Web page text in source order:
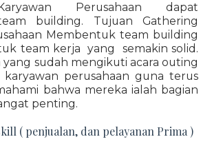
Perusahaan dapat
building. Tujuan Gathering
Membentuk team building
team kerja yang semakin solid.
yang sudah mengikuti acara outing
perusahaan guna terus
bahwa mereka ialah bagian
penting.
( penjualan, dan pelayanan Prima )